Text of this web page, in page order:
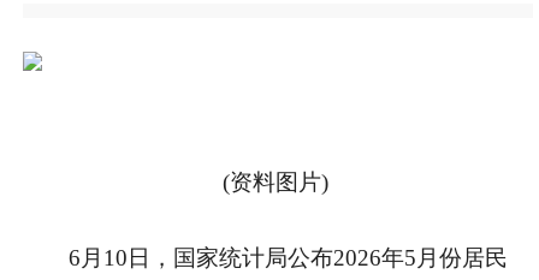
(资料图片)
6月10日，国家统计局公布2026年5月份居民